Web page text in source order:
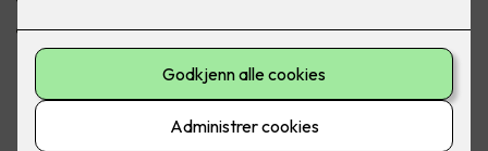
For å tilby skjemafunksjonalitet.
Når du besøker vikenelektro.no installerer vi
informasjonskapsler som er nødvendige for at du skal kunne
benytte deg av nettsidene våre. Dersom du gir samtykke,
kan vi også bruke informasjonskapsler til